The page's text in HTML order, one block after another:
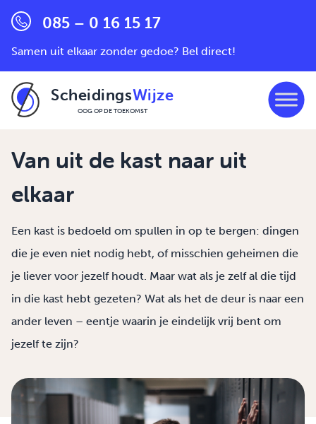
085 – 0 16 15 17
Samen uit elkaar zonder gedoe? Bel direct!
ScheidingsWijze
OOG OP DE TOEKOMST
Van uit de kast naar uit
elkaar
Een kast is bedoeld om spullen in op te bergen: dingen
die je even niet nodig hebt, of misschien geheimen die
je liever voor jezelf houdt. Maar wat als je zelf al die tijd
in die kast hebt gezeten? Wat als het de deur is naar een
ander leven – eentje waarin je eindelijk vrij bent om
jezelf te zijn?